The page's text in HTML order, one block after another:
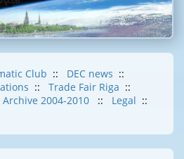
Club :: DEC news ::
:: Trade Fair Riga ::
Archive 2004-2010 :: Legal ::